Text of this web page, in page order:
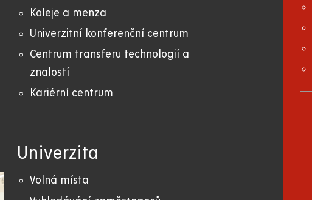
Koleje a menza
Univerzitní konferenční centrum
Centrum transferu technologií a
znalostí
Kariérní centrum
Univerzita
Volná místa